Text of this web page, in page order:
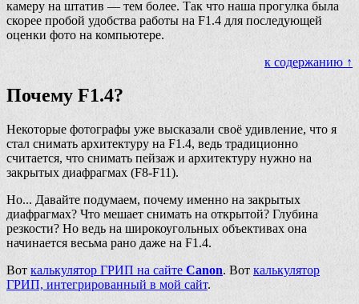
камеру на штатив — тем более. Так что наша прогулка была
скорее пробой удобства работы на F1.4 для последующей
оценки фото на компьютере.
к содержанию ↑
Почему F1.4?
Некоторые фотографы уже высказали своё удивление, что я
стал снимать архитектуру на F1.4, ведь традиционно
считается, что снимать пейзаж и архитектуру нужно на
закрытых диафрагмах (F8-F11).
Но... Давайте подумаем, почему именно на закрытых
диафрагмах? Что мешает снимать на открытой? Глубина
резкости? Но ведь на широкоугольных объективах она
начинается весьма рано даже на F1.4.
Вот калькулятор ГРИП на сайте Canon. Вот калькулятор
ГРИП, интегрированный в мой сайт.